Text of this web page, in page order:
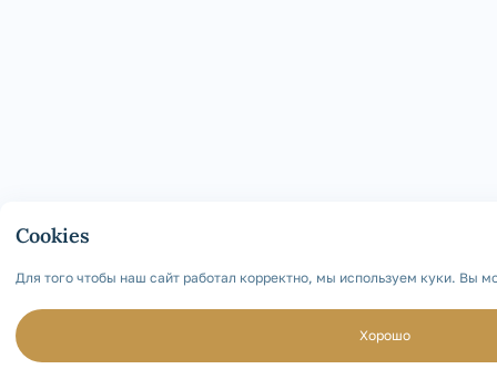
Cookies
Для того чтобы наш сайт работал корректно, мы используем куки. Вы
Хорошо